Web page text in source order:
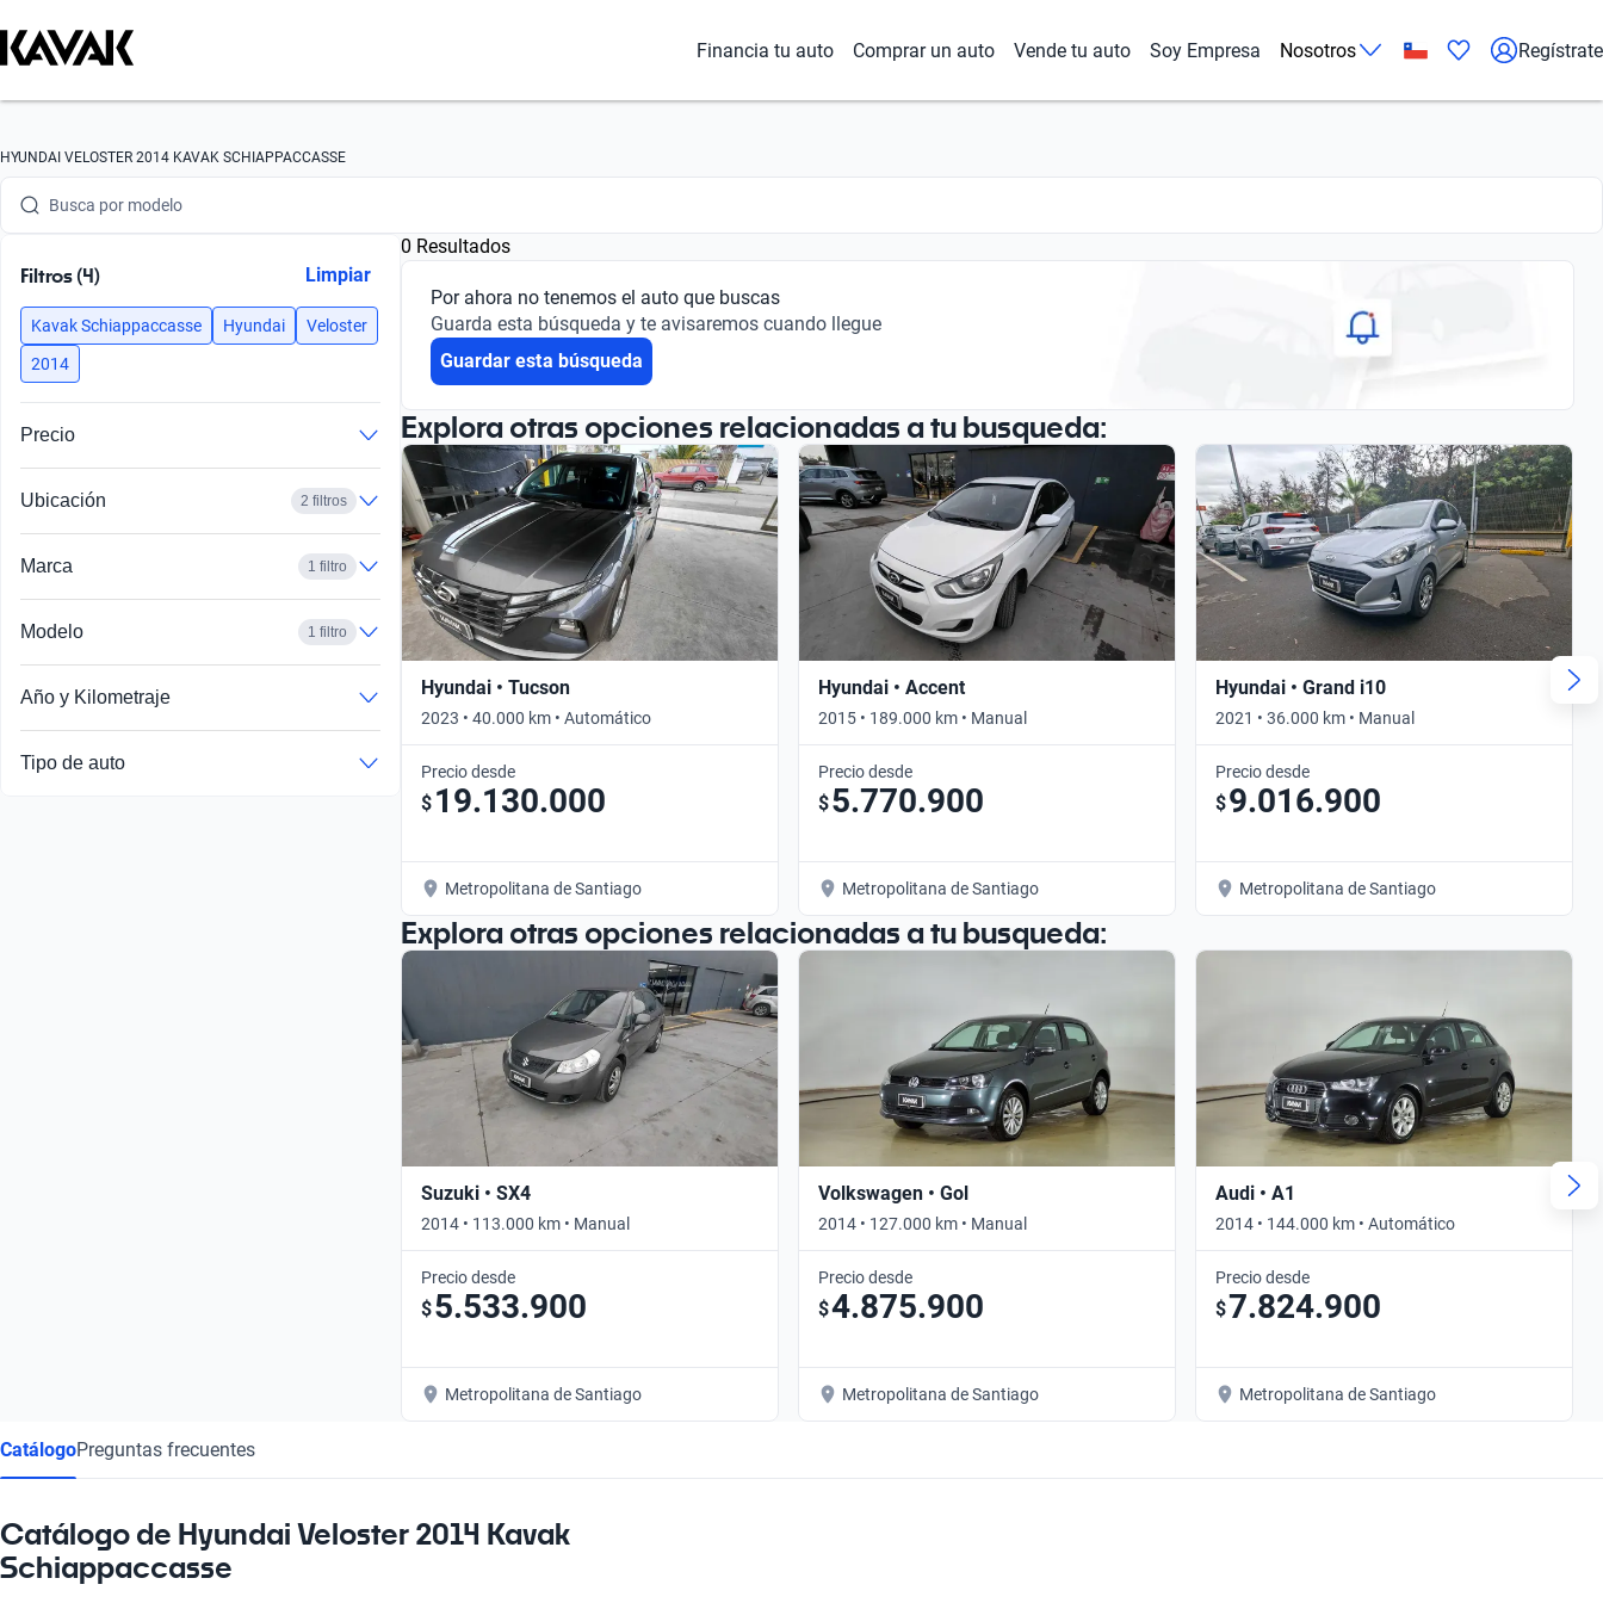
Financia tu auto Comprar un auto Vende tu auto Soy Empresa Nosotros Regístrate
HYUNDAI VELOSTER 2014 KAVAK SCHIAPPACCASSE
Busca por marca
Busca por modelo
Busca por año
Busca por marca
Busca por versión
Filtros (4) Limpiar
Kavak Schiappaccasse Hyundai
Veloster
2014
Precio
Ubicación 2 filtros
Marca 1 filtro
Modelo 1 filtro
Año y Kilometraje
Tipo de auto
0 Resultados
Por ahora no tenemos el auto que buscas
Guarda esta búsqueda y te avisaremos cuando llegue
Guardar esta búsqueda
Explora otras opciones relacionadas a tu busqueda:
Hyundai • Tucson
2023 • 40.000 km • Automático
Precio desde
$ 19.130.000
Metropolitana de Santiago
Hyundai • Accent
2015 • 189.000 km • Manual
Precio desde
$5.770.900
Metropolitana de Santiago
Hyundai • Grand i10
2021 • 36.000 km • Manual
Precio desde
$9.016.900
Metropolitana de Santiago
Explora otras opciones relacionadas a tu busqueda:
Suzuki • SX4
2014 • 113.000 km • Manual
Precio desde
$5.533.900
Metropolitana de Santiago
Volkswagen • Gol
2014 • 127.000 km • Manual
Precio desde
$4.875.900
Metropolitana de Santiago
Audi • A1
2014 • 144.000 km • Automático
Precio desde
$7.824.900
Metropolitana de Santiago
CatálogoPreguntas frecuentes
Catálogo de Hyundai Veloster 2014 Kavak
Schiappaccasse